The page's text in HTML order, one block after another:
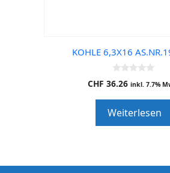
KOHLE 6,3X16
0
o
o
f
5
CHF 36.26 inkl. 7.7%
Weiterlesen